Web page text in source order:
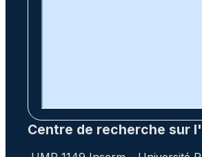
Centre de recherche sur